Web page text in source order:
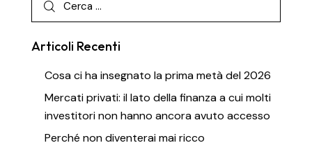
Articoli Recenti
Cosa ci ha insegnato la prima metà del 2026
Mercati privati: il lato della finanza a cui molti
investitori non hanno ancora avuto accesso
Perché non diventerai mai ricco